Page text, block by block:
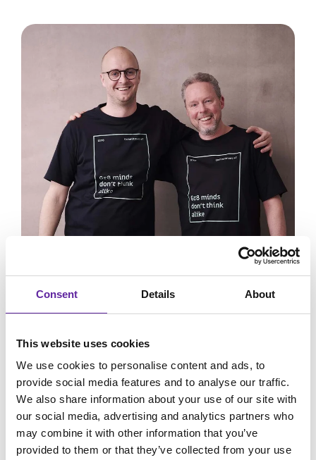
Consent Details About
This website uses cookies
We use cookies to personalise content and ads, to
provide social media features and to analyse our traffic.
We also share information about your use of our site with
our social media, advertising and analytics partners who
may combine it with other information that you’ve
provided to them or that they’ve collected from your use
m8 i Herning
I Herning er vi ikke bare til stede – vi er en aktiv del af
det lokale erhvervsliv og byens fællesskaber via
flere partnerskaber.
Du kan nemt støde på en af os hosFC Midtjylland,